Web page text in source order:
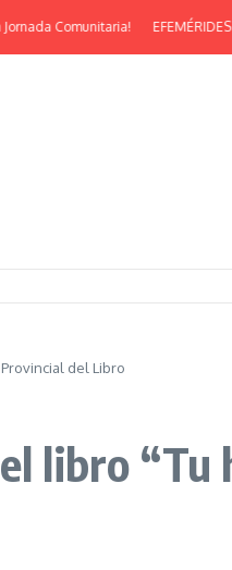
EFEMÉRIDES | ¡Feliz
del Libro
libro